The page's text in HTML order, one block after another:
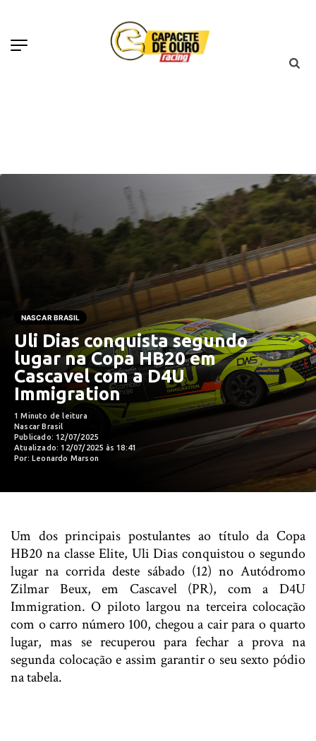
NASCAR BRASIL
Uli Dias conquista segundo
lugar na Copa HB20 em
Cascavel com a D4U
Immigration
1 Minuto de leitura
Nascar Brasil
Publicado: 12/07/2025
Atualizado: 12/07/2025 às 18:41
Por: Leonardo Marson
Um dos principais postulantes ao título da Copa
HB20 na classe Elite, Uli Dias conquistou o segundo
lugar na corrida deste sábado (12) no Autódromo
Zilmar Beux, em Cascavel (PR), com a D4U
Immigration. O piloto largou na terceira colocação
com o carro número 100, chegou a cair para o quarto
lugar, mas se recuperou para fechar a prova na
segunda colocação e assim garantir o seu sexto pódio
na tabela.